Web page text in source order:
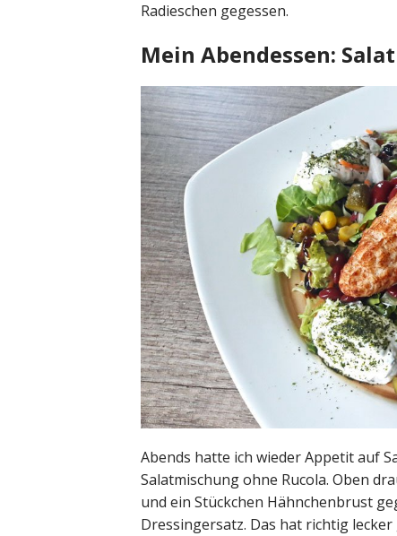
Radieschen gegessen.
Mein Abendessen:
Abends hatte ich wieder Appetit auf
Salatmischung ohne Rucola. Oben
und ein Stückchen Hähnchenbrust
Dressingersatz. Das hat richtig